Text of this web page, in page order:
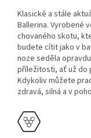
Klasické a stále
Ballerina. Vyrobené
chovaného skotu,
budete cítit jako v
noze seděla
příležitosti, ať už do
Kdykoliv můžete
zdravá, silná a v